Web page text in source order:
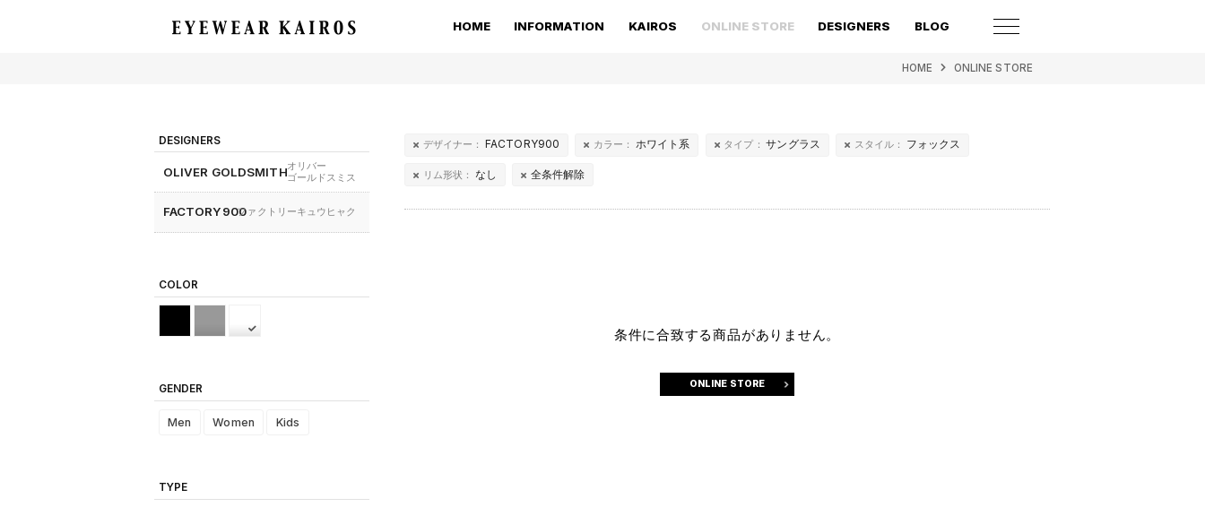
HOME INFORMATION KAIROS ONLINE STORE DESIGNERS BLOG
HOME ONLINE STORE
デザイナー： FACTORY900 カラー： ホワイト系 タイプ： サングラス スタイル： フォックス
リム形状： なし 全条件解除
条件に合致する商品がありません。
ONLINE STORE
DESIGNERS
OLIVER GOLDSMITHオリバー
ゴールドスミス
FACTORY900ファクトリーキュウヒャク
COLOR
GENDER
Men Women Kids
TYPE